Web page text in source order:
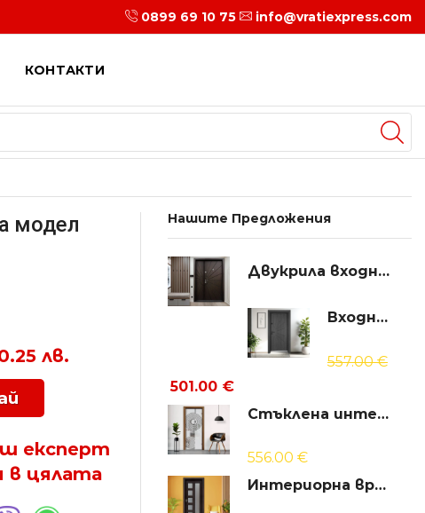
5 Години Гаранция
0899 69 10 75 info@vratiexpress.com
КОНТАКТИ
модел
лв.
експерт
в цялата
Нашите Предложения
Двукрила входна врата Т-109, цвят Тъмен орех
Входна врата UNISON OPTIMA 204p
557.00€
501.00 €
Стъклена интериорна врата Sand G 14-6
556.00 €
Интериорна врата Standart 048